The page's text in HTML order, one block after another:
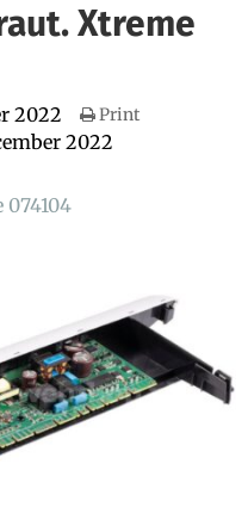
Xtreme
2022
2022
Print